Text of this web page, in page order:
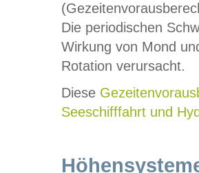
Die periodischen
Wirkung von Mond
Rotation verursacht.
Diese
Seeschifffahrt und